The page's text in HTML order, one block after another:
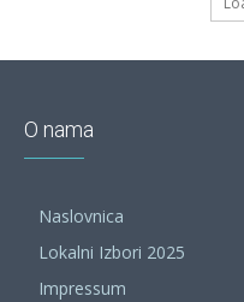
O nama
Naslovnica
Lokalni Izbori 2025
Impressum